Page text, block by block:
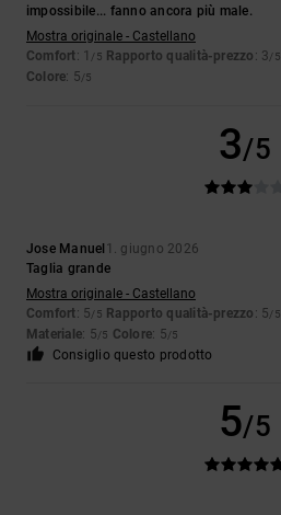
impossibile... fanno ancora più male.
Mostra originale - Castellano
Comfort: 1 /5 Rapporto qualità-prezzo : 3/5
Colore: 5/5
3/5
Jose Manuel 1. giugno 2026
Taglia grande
Mostra originale - Castellano
Comfort: 5/5 Rapporto qualità-prezzo : 5/5
Materiale: 5/5 Colore: 5/5
Consiglio questo prodotto
5/5